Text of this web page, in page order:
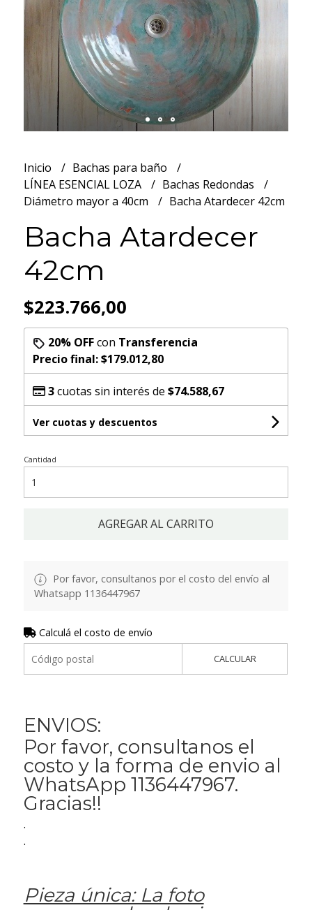
Inicio
Bachas para baño
LÍNEA ESENCIAL LOZA
Bachas Redondas
Diámetro mayor a 40cm
Bacha Atardecer 42cm
Bacha Atardecer
42cm
$223.766,00
20% OFFcon Transferencia
Precio final:$179.012,80
3cuotas sin interés de $74.588,67
Ver cuotas y descuentos
Cantidad
AGREGAR AL CARRITO
Por favor, consultanos por el costo del envío al
Whatsapp 1136447967
Calculá el costo de envío
CALCULAR
ENVIOS:
Por favor, consultanos el
costo y la forma de envio al
WhatsApp 1136447967.
Gracias!!
.
.
Pieza única: La foto